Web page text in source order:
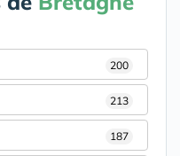
200
213
187